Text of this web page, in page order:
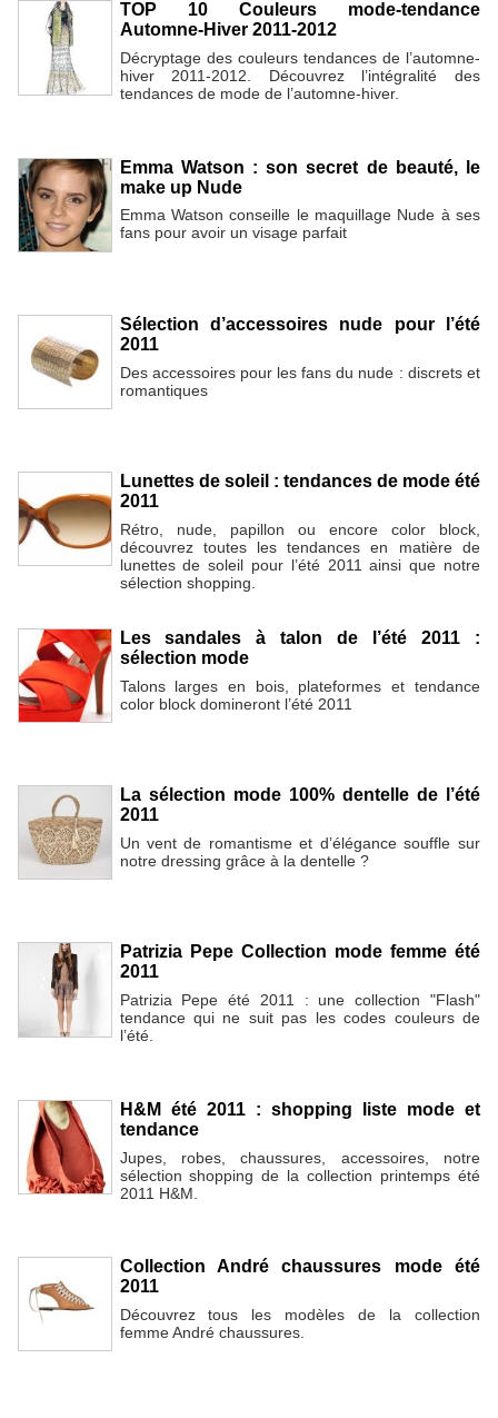
TOP 10 Couleurs mode-tendance
Automne-Hiver 2011-2012
Décryptage des couleurs tendances de l’automne-
hiver 2011-2012. Découvrez l’intégralité des
tendances de mode de l’automne-hiver.
Emma Watson : son secret de beauté, le
make up Nude
Emma Watson conseille le maquillage Nude à ses
fans pour avoir un visage parfait
Sélection d’accessoires nude pour l’été
2011
Des accessoires pour les fans du nude : discrets et
romantiques
Lunettes de soleil : tendances de mode été
2011
Rétro, nude, papillon ou encore color block,
découvrez toutes les tendances en matière de
lunettes de soleil pour l’été 2011 ainsi que notre
sélection shopping.
Les sandales à talon de l’été 2011 :
sélection mode
Talons larges en bois, plateformes et tendance
color block domineront l’été 2011
La sélection mode 100% dentelle de l’été
2011
Un vent de romantisme et d’élégance souffle sur
notre dressing grâce à la dentelle ?
Patrizia Pepe Collection mode femme été
2011
Patrizia Pepe été 2011 : une collection "Flash"
tendance qui ne suit pas les codes couleurs de
l’été.
H&M été 2011 : shopping liste mode et
tendance
Jupes, robes, chaussures, accessoires, notre
sélection shopping de la collection printemps été
2011 H&M.
Collection André chaussures mode été
2011
Découvrez tous les modèles de la collection
femme André chaussures.